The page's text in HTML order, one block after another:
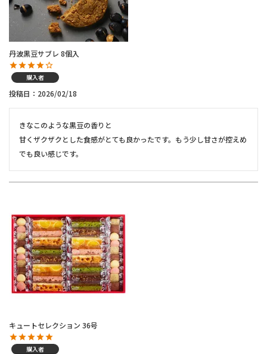
丹波黒豆サブレ 8個入
購入者
投稿日 2026/02/18
きなこのような黒豆の香りと
甘くザクザクとした食感がとても良かったです。もう少し甘さが控えめ
キュートセレクション 36号
購入者